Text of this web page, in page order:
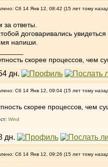
Сб 14 Янв 12, 08:42 (15 лет тому
ответы.
договаривались
напиши.
скорее процессов, чем
Сб 14 Янв 12, 09:04 (15 лет тому
скорее процессов, чем
Wind
Сб 14 Янв 12, 09:26 (15 лет тому